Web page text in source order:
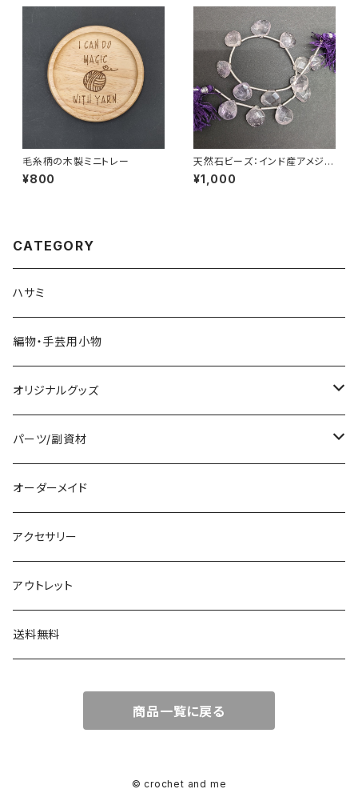
毛糸柄の木製ミニトレー
¥800
天然石ビーズ：インド産アメジス
ト ラウンドドロップカット 13
粒
¥1,000
CATEGORY
ハサミ
編物・手芸用小物
オリジナルグッズ
編み物パターン
パーツ/副資材
タグ
顔パーツ
ボタン
チャーム
オーダーメイド
アクセサリー
アウトレット
送料無料
商品一覧に戻る
© crochet and me